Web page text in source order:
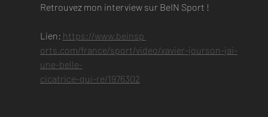
Retrouvez mon interview sur BeIN Sport !
Lien: https://www.beinsp
orts.com/france/sport/video/xavier-jourson-jai-
une-belle-
cicatrice-qui-re/1976302